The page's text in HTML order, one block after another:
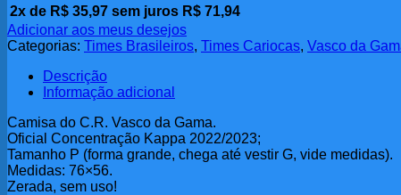
2x de R$ 35,97 sem juros R$ 71,94
Adicionar aos meus desejos
Categorias: Times Brasileiros, Times Cariocas, Vasco da
Descrição
Informação adicional
Camisa do C.R. Vasco da Gama.
Oficial Concentração Kappa 2022/2023;
Tamanho P (forma grande, chega até vestir G, vide medidas).
Medidas: 76×56.
Zerada, sem uso!